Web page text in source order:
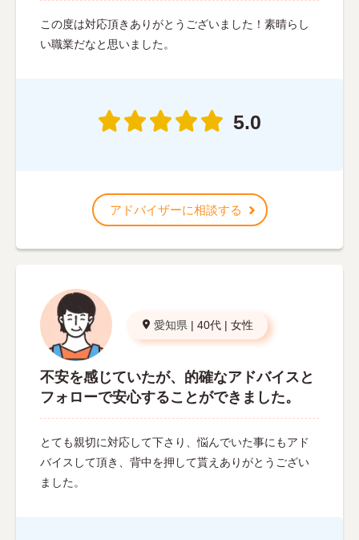
この度は対応頂きありがとうございました！素晴らし
い職業だなと思いました。
5.0
アドバイザーに相談する
愛知県 | 40代 | 女性
不安を感じていたが、的確なアドバイスと
フォローで安心することができました。
とても親切に対応して下さり、悩んでいた事にもアド
バイスして頂き、背中を押して貰えありがとうござい
ました。